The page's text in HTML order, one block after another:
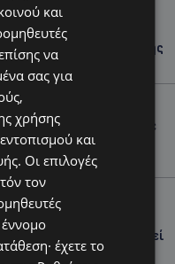
για τη 37χρονη
για τη θεραπεία της
να παρενοχλούσε
οι αστυνομικές
φέρεται να έβαλε
– Η Αστυνομία αναζητεί
και
να
σας για
χρήσης
και
Οι επιλογές
τον
έχετε το